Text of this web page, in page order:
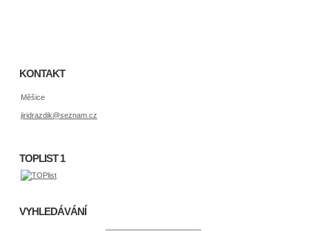
KONTAKT
Měšice
jiridrazdik@seznam.cz
TOPLIST 1
VYHLEDÁVÁNÍ